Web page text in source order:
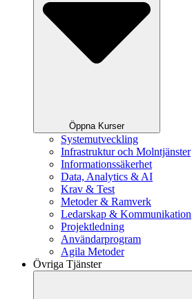
Öppna Kurser
Systemutveckling
Infrastruktur och Molntjänster
Informationssäkerhet
Data, Analytics & AI
Krav & Test
Metoder & Ramverk
Ledarskap & Kommunikation
Projektledning
Användarprogram
Agila Metoder
Övriga Tjänster